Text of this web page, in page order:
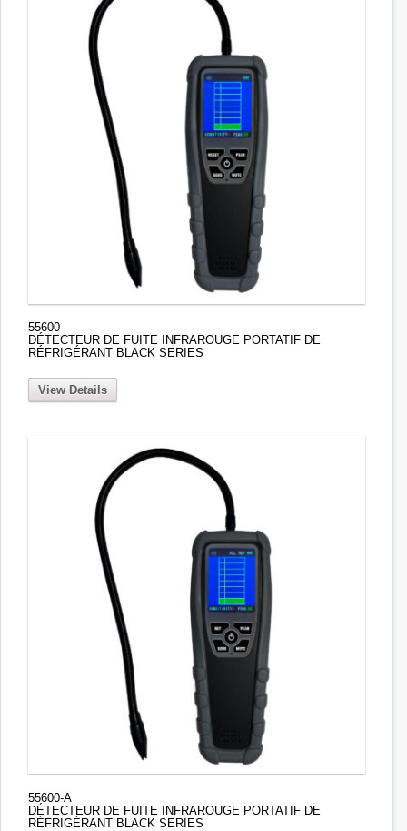
55600
DÉTECTEUR DE FUITE INFRAROUGE PORTATIF DE
RÉFRIGÉRANT BLACK SERIES
View Details
55600-A
DÉTECTEUR DE FUITE INFRAROUGE PORTATIF DE
RÉFRIGÉRANT BLACK SERIES